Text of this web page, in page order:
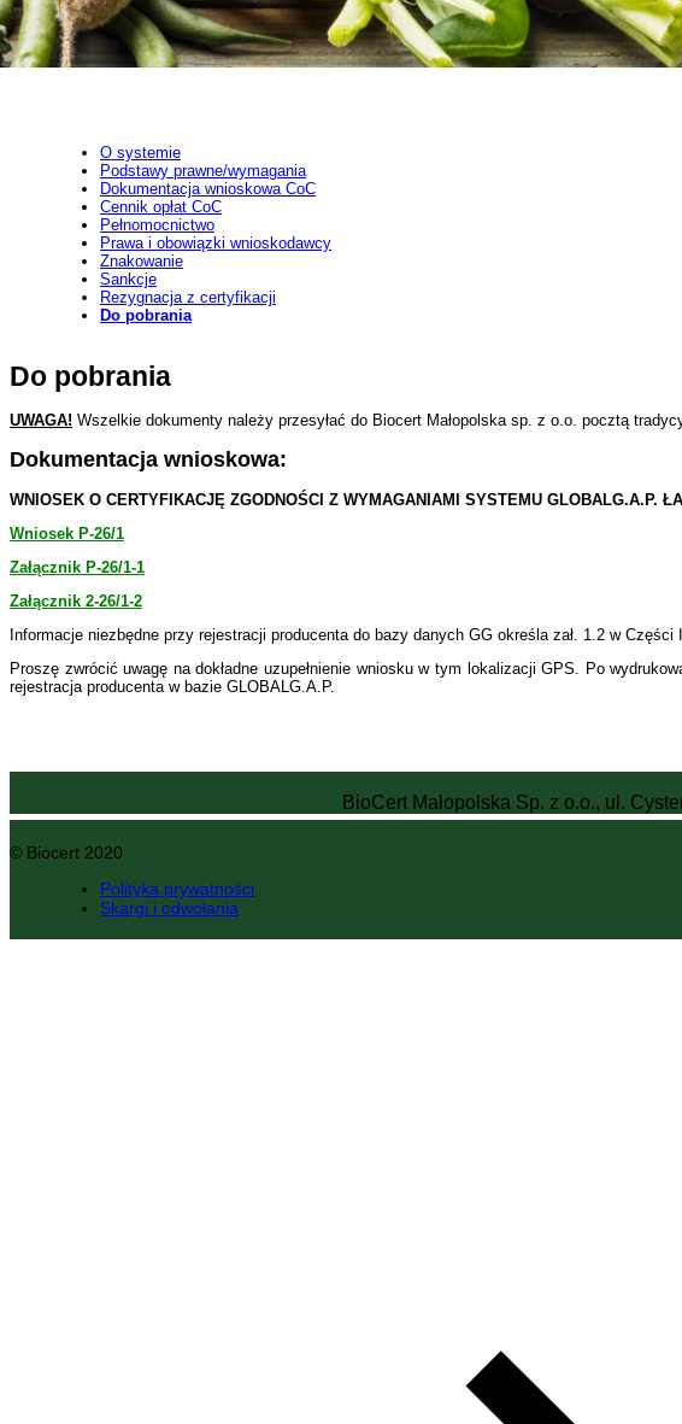
O systemie
Podstawy prawne/wymagania
Dokumentacja wnioskowa CoC
Cennik opłat CoC
Pełnomocnictwo
Prawa i obowiązki wnioskodawcy
Znakowanie
Sankcje
Rezygnacja z certyfikacji
Do pobrania
Do pobrania
UWAGA! Wszelkie dokumenty należy przesyłać do Biocert Małopolska sp. z o.o. pocztą
Dokumentacja wnioskowa:
WNIOSEK O CERTYFIKACJĘ ZGODNOŚCI Z WYMAGANIAMI SYSTEMU GLOBALG.A.P.
Wniosek P-26/1
Załącznik P-26/1-1
Załącznik 2-26/1-2
Informacje niezbędne przy rejestracji producenta do bazy danych GG określa zał. 1.2 w Części
Proszę zwrócić uwagę na dokładne uzupełnienie wniosku w tym lokalizacji GPS. Po
rejestracja producenta w bazie GLOBALG.A.P.
BioCert Małopolska Sp. z o.o., ul.
© Biocert 2020
Polityka prywatności
Skargi i odwołania